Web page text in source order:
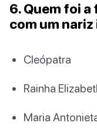
6. Quem foi
com um
Cleópatra
Rainha
Maria